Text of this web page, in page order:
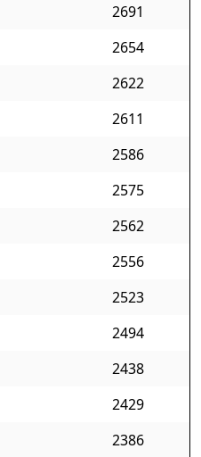
2691
2654
2622
2611
2586
2575
2562
2556
2523
2494
2438
2429
2386